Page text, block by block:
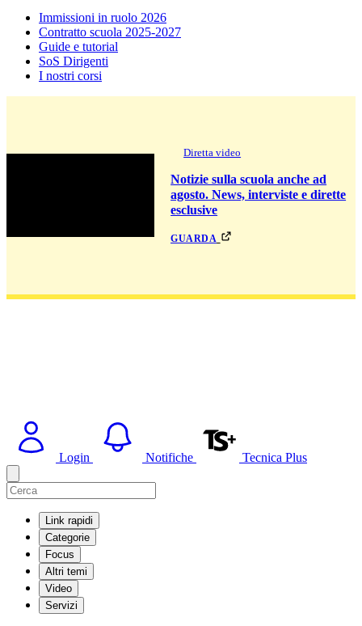
Immissioni in ruolo 2026
Contratto scuola 2025-2027
Guide e tutorial
SoS Dirigenti
I nostri corsi
Diretta video
Notizie sulla scuola anche ad
agosto. News, interviste e dirette
esclusive
guarda
Login Notifiche Tecnica Plus
Link rapidi
Categorie
Focus
Altri temi
Video
Servizi